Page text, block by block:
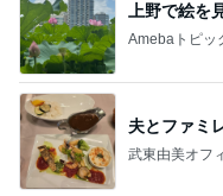
上野で絵を
Amebaトピッ
夫とファミ
武東由美オフ